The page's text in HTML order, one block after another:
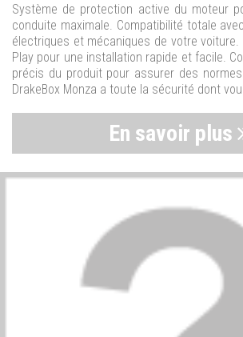
Système de protection active du moteur
conduite maximale. Compatibilité totale
électriques et mécaniques de votre voiture.
Play pour une installation rapide et facile.
précis du produit pour assurer des
DrakeBox Monza a toute la sécurité dont
En savoir plus